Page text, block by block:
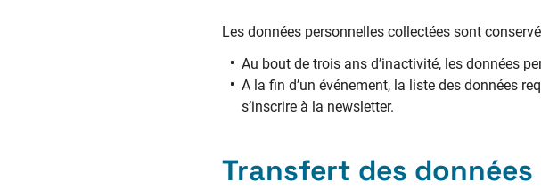
Les données personnelles collectées sont
Au bout de trois ans d’inactivité, les données
A la fin d’un événement, la liste des données
s’inscrire à la newsletter.
Transfert des données